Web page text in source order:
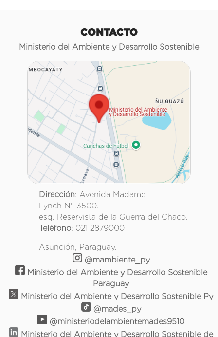
CONTACTO
Ministerio del Ambiente y Desarrollo Sostenible
Dirección: Avenida Madame
Lynch N° 3500.
esq. Reservista de la Guerra del Chaco.
Teléfono: 021 2879000
Asunción, Paraguay.
@mambiente_py
Ministerio del Ambiente y Desarrollo Sostenible
Paraguay
Ministerio del Ambiente y Desarrollo Sostenible Py
@mades_py
@ministeriodelambientemades9510
Ministerio del Ambiente y Desarrollo Sostenible de